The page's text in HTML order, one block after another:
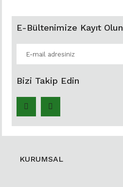
E-Bültenimize Kayıt Olun
Bizi Takip Edin
KURUMSAL